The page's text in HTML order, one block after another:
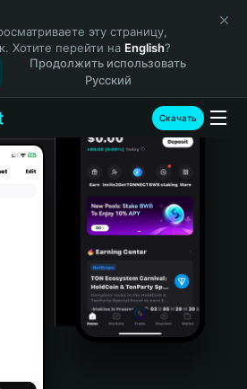
эту страницу,
Хотите перейти на English?
Продолжить использовать
Русский
Скачать